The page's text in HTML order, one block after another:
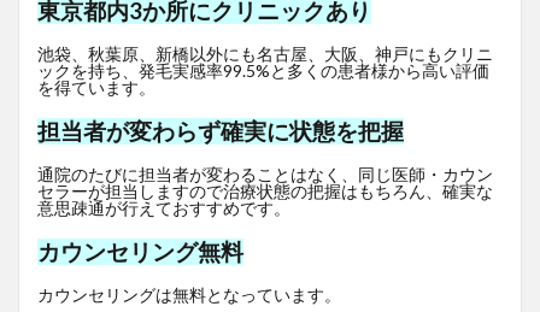
東京都内3か所にクリニックあり
池袋、秋葉原、新橋以外にも名古屋、大阪、神戸にもクリニ
ックを持ち、発毛実感率99.5%と多くの患者様から高い評価
を得ています。
担当者が変わらず確実に状態を把握
通院のたびに担当者が変わることはなく、同じ医師・カウン
セラーが担当しますので治療状態の把握はもちろん、確実な
意思疎通が行えておすすめです。
カウンセリング無料
カウンセリングは無料となっています。